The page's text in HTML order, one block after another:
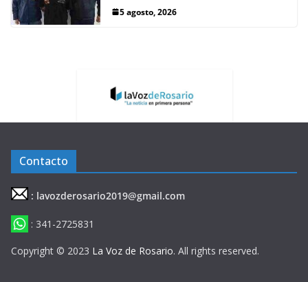
5 agosto, 2026
Contacto
: lavozderosario2019@gmail.com
: 341-2725831
Copyright © 2023 La Voz de Rosario. All rights reserved.